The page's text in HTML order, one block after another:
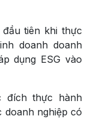
tiên khi thực
doanh doanh
dụng ESG vào
đích thực hành
doanh nghiệp có